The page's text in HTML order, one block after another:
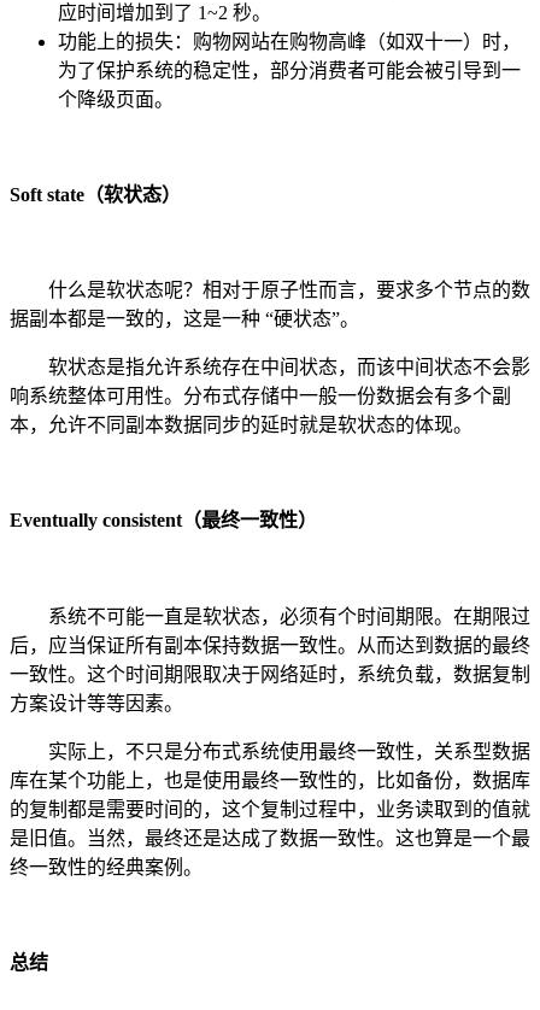
应时间增加到了 1~2 秒。
功能上的损失：购物网站在购物高峰（如双十一）时，
为了保护系统的稳定性，部分消费者可能会被引导到一
个降级页面。
Soft state（软状态）
什么是软状态呢？相对于原子性而言，要求多个节点的数
据副本都是一致的，这是一种 “硬状态”。
软状态是指允许系统存在中间状态，而该中间状态不会影
响系统整体可用性。分布式存储中一般一份数据会有多个副
本，允许不同副本数据同步的延时就是软状态的体现。
Eventually consistent（最终一致性）
系统不可能一直是软状态，必须有个时间期限。在期限过
后，应当保证所有副本保持数据一致性。从而达到数据的最终
一致性。这个时间期限取决于网络延时，系统负载，数据复制
方案设计等等因素。
实际上，不只是分布式系统使用最终一致性，关系型数据
库在某个功能上，也是使用最终一致性的，比如备份，数据库
的复制都是需要时间的，这个复制过程中，业务读取到的值就
是旧值。当然，最终还是达成了数据一致性。这也算是一个最
终一致性的经典案例。
总结